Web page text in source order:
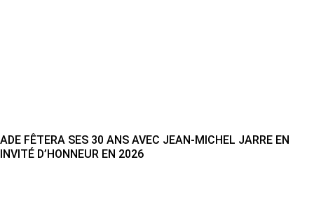
ADE FÊTERA SES 30 ANS AVEC JEAN-MICHEL JARRE EN
INVITÉ D’HONNEUR EN 2026